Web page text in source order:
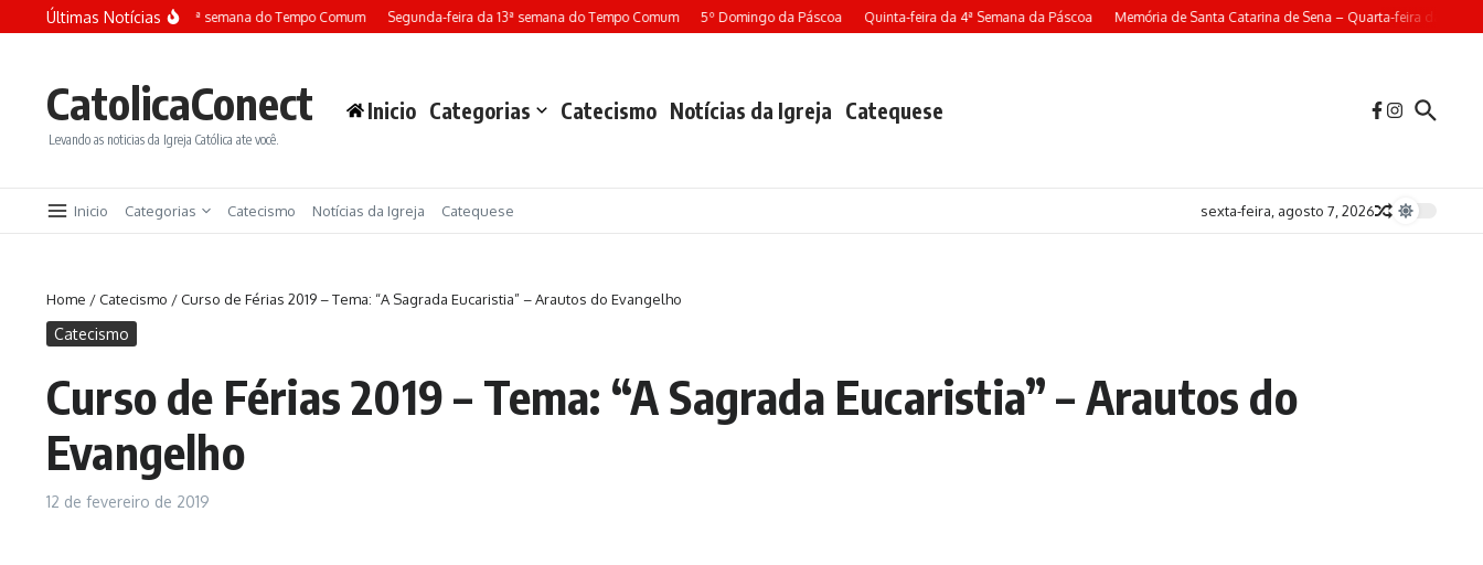
Ir para o conteúdo
Últimas Notícias
Terça-feira da 13ª semana do Tempo Comum Segunda-feira da 13ª semana do Tempo Comum 5º Domingo da Páscoa Quinta-feira da 4ª Semana da Páscoa Memória de Santa Catarina de Sena – Quarta-feira da 4ª
CatolicaConect
Levando as noticias da Igreja Católica ate você.
Inicio Categorias Catecismo Notícias da Igreja Catequese
Inicio Categorias Catecismo Notícias da Igreja Catequese sexta-feira, agosto 7, 2026
Home /Catecismo /Curso de Férias 2019 – Tema: “A Sagrada Eucaristia” – Arautos do Evangelho
Catecismo
Curso de Férias 2019 – Tema: “A Sagrada Eucaristia” – Arautos do
Evangelho
12 de fevereiro de 2019